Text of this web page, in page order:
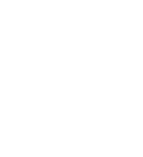
Lattenrahmen und
Preis inbegriffen. Allerdings
zwei Nachtkommoden
jeweils mit zwei
ausgestattet, die mit der